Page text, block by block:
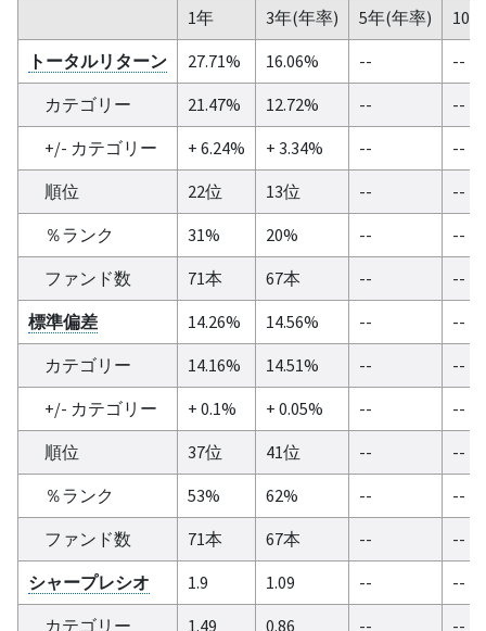
1年 3年(年率) 5年(年率)
10
トータルリターン
27.71% 16.06% --
--
カテゴリー
21.47% 12.72% --
--
+/- カテゴリー
+ 6.24% + 3.34% --
--
順位
22位 13位 --
--
％ランク
31% 20% --
--
ファンド数
71本 67本 --
--
標準偏差
14.26% 14.56% --
--
カテゴリー
14.16% 14.51% --
--
+/- カテゴリー
+ 0.1% + 0.05% --
--
順位
37位 41位 --
--
％ランク
53% 62% --
--
ファンド数
71本 67本 --
--
シャープレシオ
1.9 1.09 --
--
カテゴリー
1.49 0.86 --
--